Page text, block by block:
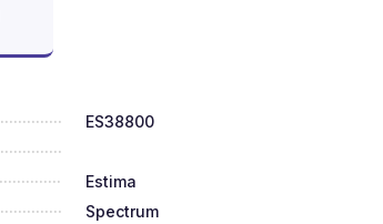
ES38800
Estima
Spectrum